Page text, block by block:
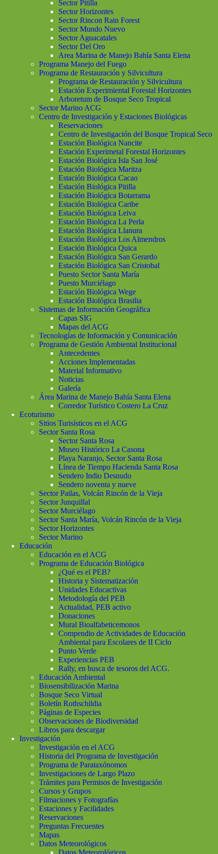
Sector Pitilla
Sector Horizontes
Sector Rincon Rain Forest
Sector Mundo Nuevo
Sector Aguacatales
Sector Del Oro
Area Marina de Manejo Bahía Santa Elena
Programa Manejo del Fuego
Programa de Restauración y Silvicultura
Programa de Restauración y Silvicultura
Estación Experimiental Forestal Horizontes
Arboretum de Bosque Seco Tropical
Sector Marino ACG
Centro de Investigación y Estaciones Biológicas
Reservaciones
Centro de Investigación del Bosque Tropical Seco
Estación Biológica Nancite
Estación Experimetal Forestal Horizontes
Estación Biológica Isla San José
Estación Biológica Maritza
Estación Biológica Cacao
Estación Biológica Pitilla
Estación Biológica Botarrama
Estación Biológica Caribe
Estación Biológica Leiva
Estación Biológica La Perla
Estación Biológica Llanura
Estación Biológica Los Almendros
Estación Biológica Quica
Estación Biológica San Gerardo
Estación Biológica San Cristobal
Puesto Sector Santa María
Puesto Murciélago
Estación Biológica Wege
Estación Biológica Brasilia
Sistemas de Información Geográfica
Capas SIG
Mapas del ACG
Tecnologías de Información y Comunicación
Programa de Gestión Ambiental Institucional
Antecedentes
Acciones Implementadas
Material Informativo
Noticias
Galería
Área Marina de Manejo Bahía Santa Elena
Corredor Turístico Costero La Cruz
Ecoturismo
Sitios Turisísticos en el ACG
Sector Santa Rosa
Sector Santa Rosa
Museo Histórico La Casona
Playa Naranjo, Sector Santa Rosa
Línea de Tiempo Hacienda Santa Rosa
Sendero Indio Desnudo
Sendero noventa y nueve
Sector Pailas, Volcán Rincón de la Vieja
Sector Junquillal
Sector Murciélago
Sector Santa María, Volcán Rincón de la Vieja
Sector Horizontes
Sector Marino
Educación
Educación en el ACG
Programa de Educación Biológica
¿Qué es el PEB?
Historia y Sistematización
Unidades Educactivas
Metodología del PEB
Actualidad, PEB activo
Donaciones
Mural Bioalfabeticemonos
Compendio de Actividades de Educación
Ambiental para Escolares de II Ciclo
Punto Verde
Experiencias PEB
Rally, en busca de tesoros del ACG.
Educación Ambiental
Biosensibilización Marina
Bosque Seco Virtual
Boletín Rothschildia
Páginas de Especies
Observaciones de Biodiversidad
Libros para descargar
Investigación
Investigación en el ACG
Historia del Programa de Investigación
Programa de Parataxónomos
Investigaciones de Largo Plazo
Trámites para Permisos de Investigación
Cursos y Grupos
Filmaciones y Fotografías
Estaciones y Facilidades
Reservaciones
Preguntas Frecuentes
Mapas
Datos Meteorológicos